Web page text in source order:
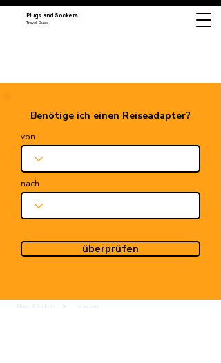
Plugs and Sockets
Travel Guide
Benötige ich einen Reiseadapter?
von
nach
überprüfen